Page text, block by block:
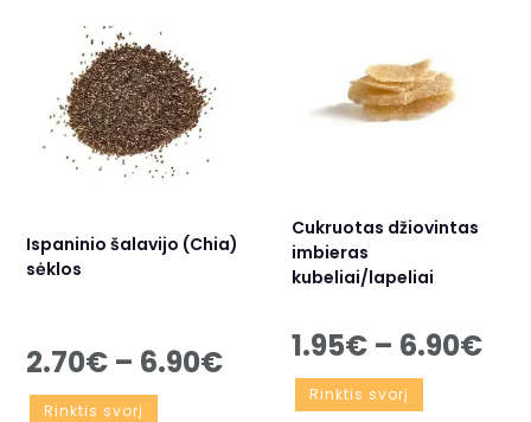
Ispaninio šalavijo (Chia)
sėklos
2.70€ – 6.90€
Rinktis svorį
Cukruotas džiovintas
imbieras
kubeliai/lapeliai
1.95€ – 6.90€
Rinktis svorį